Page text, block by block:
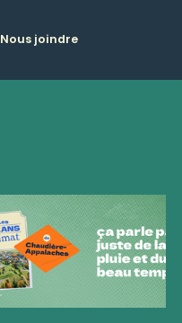
Nous joindre